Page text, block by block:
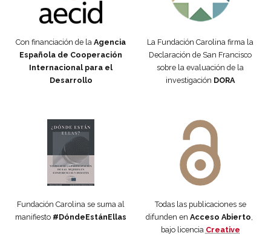
Con financiación de la Agencia
Española de Cooperación
Internacional para el
Desarrollo
La Fundación Carolina firma la
Declaración de San Francisco
sobre la evaluación de la
investigación DORA
Fundación Carolina se suma al
manifiesto #DóndeEstánEllas
Todas las publicaciones se
difunden en Acceso Abierto
bajo licencia Creative